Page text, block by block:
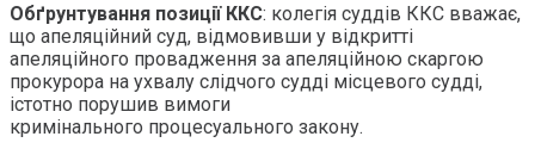
Обґрунтування позиції ККС: колегія суддів ККС вважає,
що апеляційний суд, відмовивши у відкритті
апеляційного провадження за апеляційною скаргою
прокурора на ухвалу слідчого судді місцевого судді,
істотно порушив вимоги
кримінального процесуального закону.